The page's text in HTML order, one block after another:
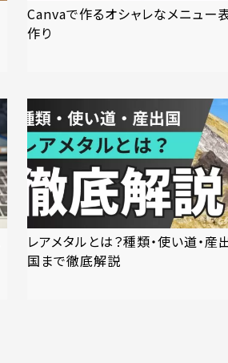
Canvaで作るオシャレなメニュー
作り
レアメタルとは？種類・使い道・産
国まで徹底解説